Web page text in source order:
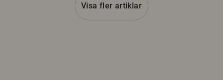
Visa fler artiklar